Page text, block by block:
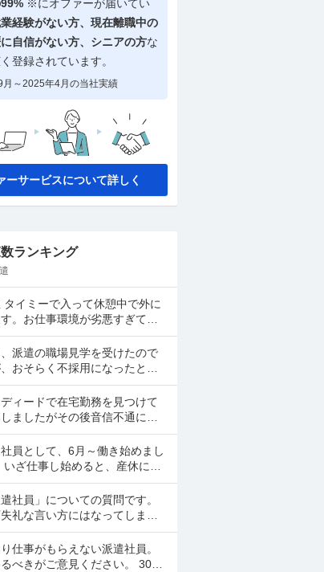
※にオファーが届いてい
経験がない方、現在離職中の
自信がない方、シニアの方な
登録されています。
～2025年4月の当社実績
ーサービスについて詳しく
ランキング
タイミーで入って休憩中で外に
。お仕事環境が劣悪すぎて戻
ないです。 体調も悪いし早退
です。 電話したのですが通話
生繋がらなくて...
派遣の職場見学を受けたので
おそらく不採用になったと考
ますがどうでしょうか？ 受け
も少し淀みがあったりして、派
企業さんにとっての...
ィードで在宅勤務を見つけて
ましたがその後音信不通にな
た。 リモート面談の日も決ま
した。 リクルーティングソリ
ョンという会...
員として、6月～働き始めまし
いざ仕事し始めると、産休には
る方の後任で、引き継ぎ期間
ヶ月しかありませんでした。(そ
な話は一切聞い...
遣社員」についての質問です。
礼な言い方にはなってしまい
何故派遣社員は正直変な人
わった人間が多いのですか? 現
勤務してる職場(...
仕事がもらえない派遣社員。
べきがご意見ください。 30代